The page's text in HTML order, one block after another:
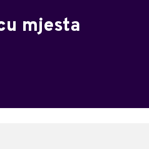
mjesta